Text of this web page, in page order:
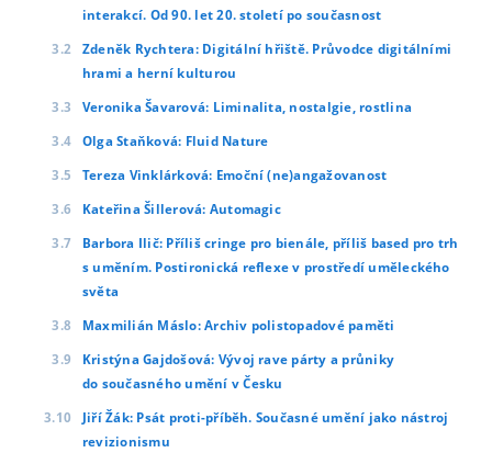
interakcí. Od 90. let 20. století po současnost
Zdeněk Rychtera: Digitální hřiště. Průvodce digitálními
hrami a herní kulturou
Veronika Šavarová: Liminalita, nostalgie, rostlina
Olga Staňková: Fluid Nature
Tereza Vinklárková: Emoční (ne)angažovanost
Kateřina Šillerová: Automagic
Barbora Ilič: Příliš cringe pro bienále, příliš based pro trh
s uměním. Postironická reflexe v prostředí uměleckého
světa
Maxmilián Máslo: Archiv polistopadové paměti
Kristýna Gajdošová: Vývoj rave párty a průniky
do současného umění v Česku
Jiří Žák: Psát proti-příběh. Současné umění jako nástroj
revizionismu